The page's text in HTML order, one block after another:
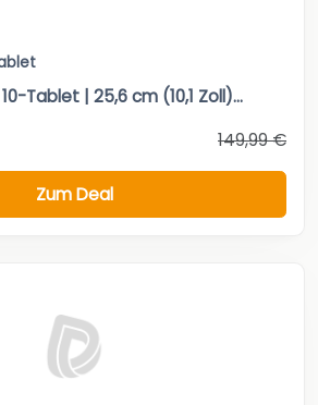
Tablet | 25,6 cm (10,1 Zoll)...
149,99 €
Zum Deal